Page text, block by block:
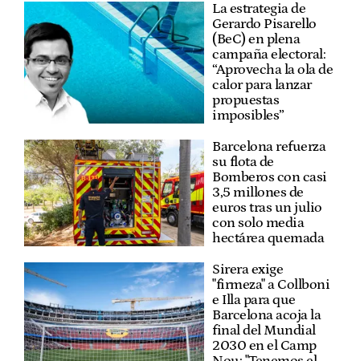
La estrategia de
Gerardo Pisarello
(BeC) en plena
campaña electoral:
“Aprovecha la ola de
calor para lanzar
propuestas
imposibles”
Barcelona refuerza
su flota de
Bomberos con casi
3,5 millones de
euros tras un julio
con solo media
hectárea quemada
Sirera exige
"firmeza" a Collboni
e Illa para que
Barcelona acoja la
final del Mundial
2030 en el Camp